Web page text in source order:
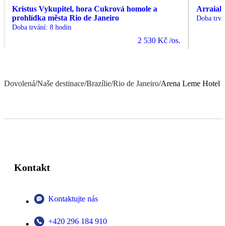
Kristus Vykupitel, hora Cukrová homole a
prohlídka města Rio de Janeiro
Doba trvání: 8 hodin
2 530 Kč /os.
Arraial
Doba
Dovolená/Naše destinace/Brazílie/Rio de Janeiro/Arena Leme Hotel
Kontakt
Kontaktujte nás
+420 296 184 910